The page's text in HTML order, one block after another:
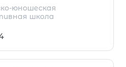
юношеская
школа